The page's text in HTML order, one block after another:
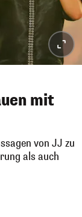
mit
von JJ zu
als auch